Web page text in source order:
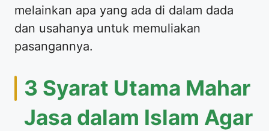
melainkan apa yang ada di dalam dada
dan usahanya untuk memuliakan
pasangannya.
​3 Syarat Utama Mahar
Jasa dalam Islam Agar